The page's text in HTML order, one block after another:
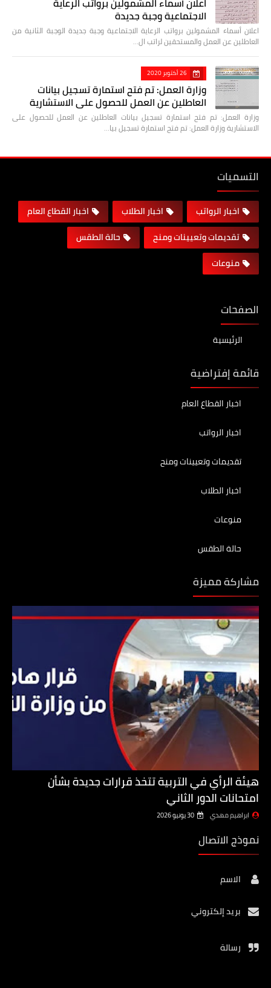
الاجتماعية وجبة جديدة
اعلان أسماء المشمولين برواتب الرعاية الاجتماعية وجبة جديدة الوجبة الثانية من
العاطلين عن العمل والمستحقين لراتب ال…
26 أكتوبر 2020
وزارة العمل: تم فتح استمارة تسجيل بيانات
العاطلين عن العمل للحصول على الاستشارية
وزارة العمل: تم فتح استمارة تسجيل بيانات العاطلين عن العمل للحصول على
الاستشارية وزارة العمل: تم فتح استمارة تسجيل بيا…
التسميات
اخبار الرواتب اخبار الطلاب
اخبار القطاع العام
تقديمات وتعيينات ومنح
حالة الطقس
منوعات
الصفحات
الرئيسية
قائمة إفتراضية
اخبار القطاع العام
اخبار الرواتب
تقديمات وتعيينات ومنح
اخبار الطلاب
منوعات
حالة الطقس
مشاركة مميزة
هيئة الرأي في التربية تتخذ قرارات جديدة بشأن
امتحانات الدور الثاني
ابراهيم مهدي 30 يونيو 2026
نموذج الاتصال
الاسم
بريد إلكتروني
رسالة